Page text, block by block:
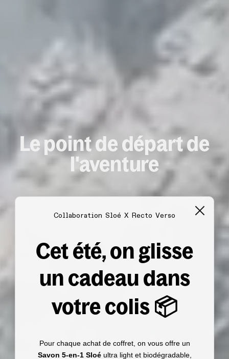
Le point de départ de
l'aventure
Collaboration Sloé X Recto Verso
Cet été, on glisse
un cadeau dans
votre colis 📦
Pour chaque achat de coffret, on vous offre un
Savon 5-en-1 Sloéultra light et biodégradable,